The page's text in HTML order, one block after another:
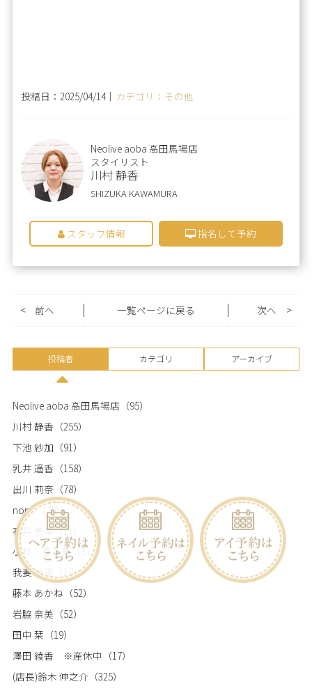
投稿日：2025/04/14｜ カテゴリ：その他
Neolive aoba 高田馬場店
スタイリスト
川村 静香
SHIZUKA KAWAMURA
スタッフ情報 指名して予約
< 前へ 一覧ページに戻る >
次へ
投稿者 カテゴリ アーカイブ
Neolive aoba 高田馬場店 （95）
川村 静香 （255）
下池 紗加 （91）
乳井 遥香 （158）
出川 莉奈 （78）
nono（79）
石井 歩奈（11）
小林 奈々美（31）
我妻 怜奈
（18）
藤本 あかね （52）
岩脇 奈美 （52）
田中 栞 （19）
澤田 綾香 ※産休中 （17）
(店長)鈴木 伸之介 （325）